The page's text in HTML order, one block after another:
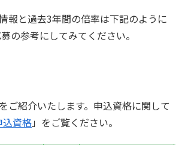
報と過去3年間の倍率は下記のように
の参考にしてみてください。
ご紹介いたします。申込資格に関して
込資格」をご覧ください。